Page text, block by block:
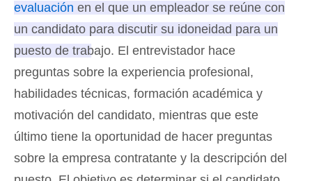
evaluación en el que un empleador se reúne con
un candidato para discutir su idoneidad para un
puesto de trabajo. El entrevistador hace
preguntas sobre la experiencia profesional,
habilidades técnicas, formación académica y
motivación del candidato, mientras que este
último tiene la oportunidad de hacer preguntas
sobre la empresa contratante y la descripción del